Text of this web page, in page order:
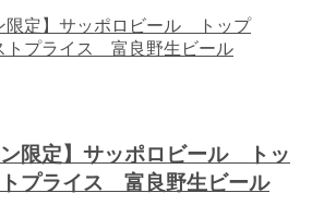
限定】サッポロビール トッ
プライス 富良野生ビール